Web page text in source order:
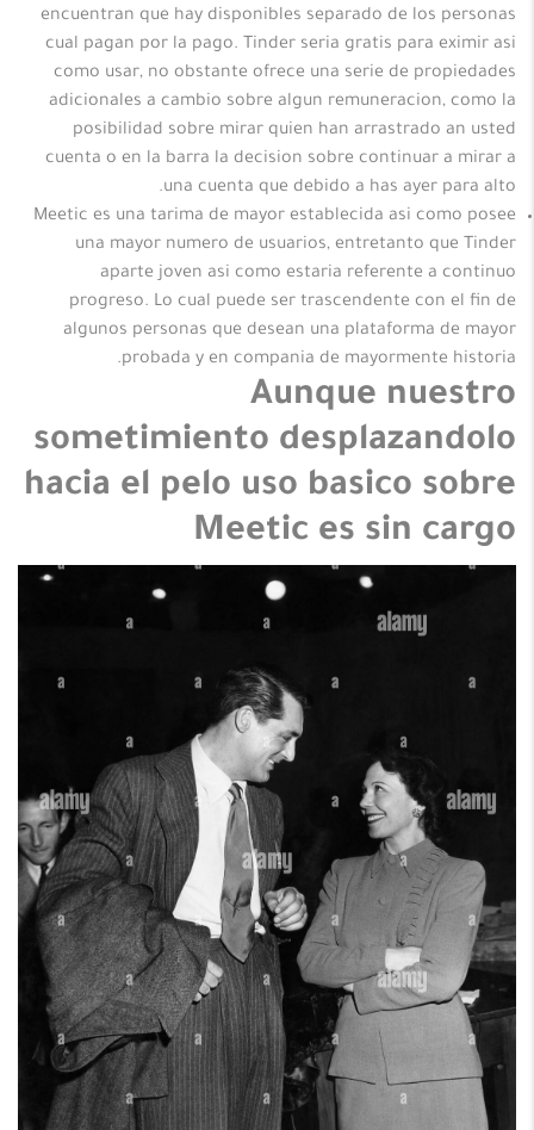
encuentran que hay disponibles separado de los personas
cual pagan por la pago. Tinder seria gratis para eximir asi
como usar, no obstante ofrece una serie de propiedades
adicionales a cambio sobre algun remuneracion, como la
posibilidad sobre mirar quien han arrastrado an usted
cuenta o en la barra la decision sobre continuar a mirar a
una cuenta que debido a has ayer para alto.
Meetic es una tarima de mayor establecida asi como posee
una mayor numero de usuarios, entretanto que Tinder
aparte joven asi como estaria referente a continuo
progreso. Lo cual puede ser trascendente con el fin de
algunos personas que desean una plataforma de mayor
probada y en compania de mayormente historia.
Aunque nuestro
sometimiento desplazandolo
hacia el pelo uso basico sobre
Meetic es sin cargo